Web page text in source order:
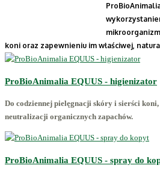
koni oraz zapewnieniu im właściwej,
ProBioAnimalia EQUUS - higienizator
Do codziennej pielęgnacji skóry i sierści
neutralizacji organicznych zapachów.
ProBioAnimalia EQUUS - spray do